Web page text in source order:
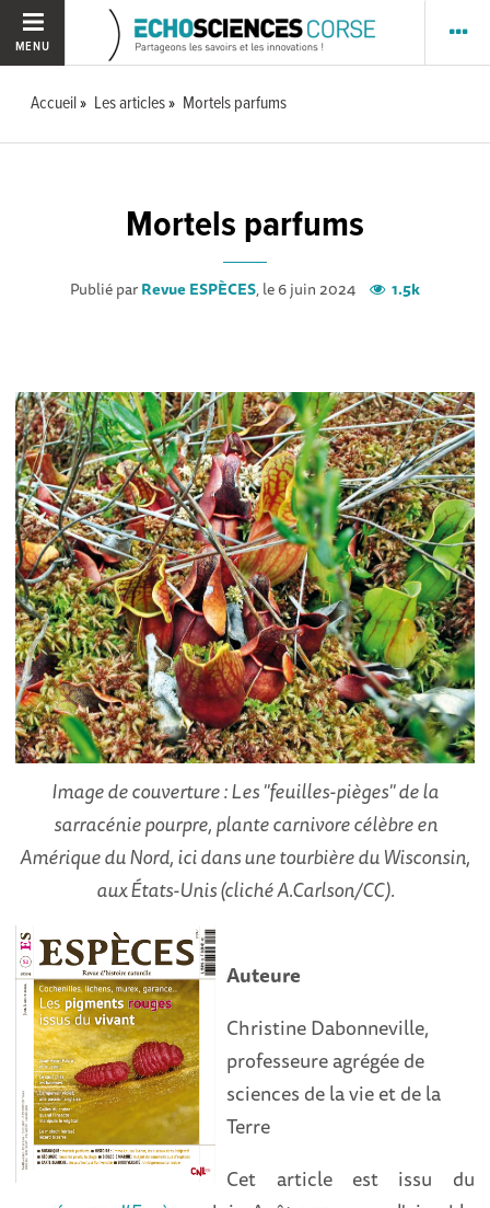
MENU
Accueil Les articles Mortels parfums
Mortels parfums
Publié parRevue ESPÈCES, le 6 juin 2024 1.5k
Image de couverture : Les "feuilles-pièges" de la
sarracénie pourpre, plante carnivore célèbre en
Amérique du Nord, ici dans une tourbière du Wisconsin,
aux États-Unis (cliché A.Carlson/CC).
Auteure
Christine Dabonneville,
professeure agrégée de
sciences de la vie et de la
Terre
Cet article est issu du